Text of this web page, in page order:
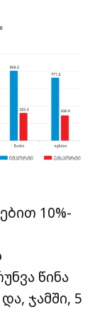
10%-
წინა
ჯამში, 5